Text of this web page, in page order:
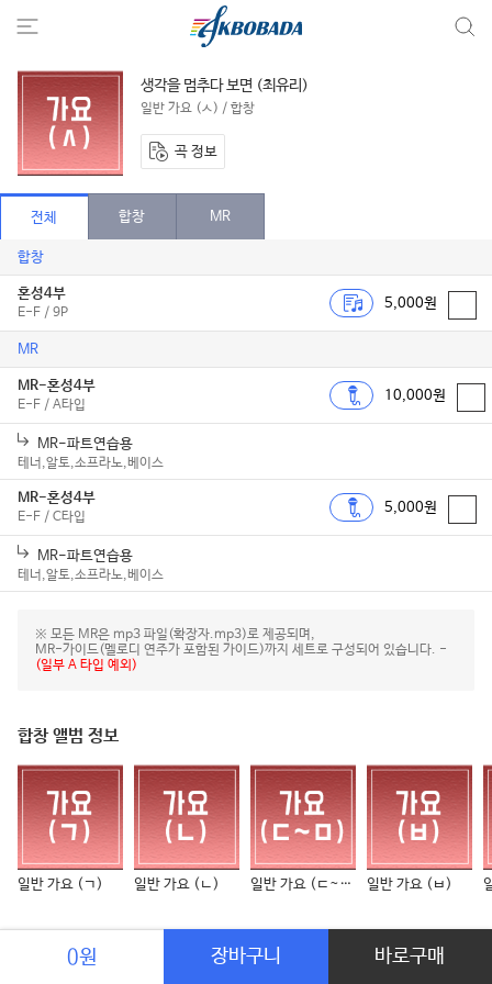
생각을 멈추다 보면 (최유리)
일반 가요 (ㅅ) / 합창
곡 정보
전체 합창 MR
합창
혼성4부
E-F / 9P
5,000원
MR
MR-혼성4부
E-F / A타입
10,000원
MR-파트연습용
테너,알토,소프라노,베이스
MR-혼성4부
E-F / C타입
5,000원
MR-파트연습용
테너,알토,소프라노,베이스
※ 모든 MR은 mp3 파일(확장자.mp3)로 제공되며,
MR-가이드(멜로디 연주가 포함된 가이드)까지 세트로 구성되어 있습니다. -
(일부 A 타입 예외)
합창 앨범 정보
일반 가요 (ㄱ) 일반 가요 (ㄴ) 일반 가요 (ㄷ~ㅁ) 일반 가요 (ㅂ)
0원 장바구니 바로구매